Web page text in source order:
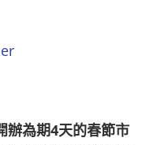
辦為期4天的春節市